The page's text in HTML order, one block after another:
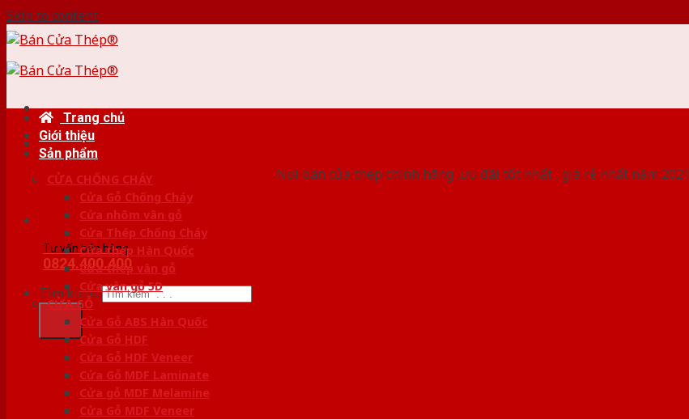
Skip to content
Nơi bán cửa thép chính hãng ,ưu đãi tốt nhất , giá rẻ nhất năm 2021
Tư vấn bán hàng
0824.400.400
Tìm kiếm:
Trang chủ
Giới thiệu
Sản phẩm
CỬA CHỐNG CHÁY
Cửa Gỗ Chống Cháy
Cửa nhôm vân gỗ
Cửa Thép Chống Cháy
Cửa thép Hàn Quốc
Cửa thép vân gỗ
Cửa vân gỗ 5D
CỬA GỖ
Cửa Gỗ ABS Hàn Quốc
Cửa Gỗ HDF
Cửa Gỗ HDF Veneer
Cửa Gỗ MDF Laminate
Cửa gỗ MDF Melamine
Cửa Gỗ MDF Veneer